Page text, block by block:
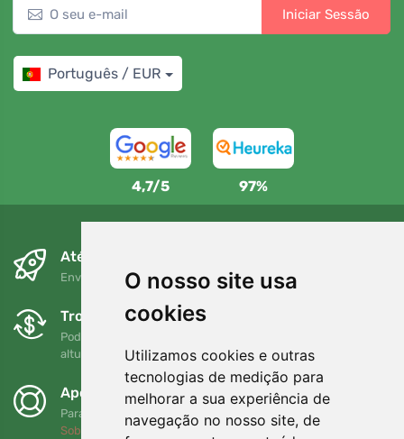
O nosso site usa
cookies
Utilizamos cookies e outras
tecnologias de medição para
melhorar a sua experiência de
navegação no nosso site, de
Iniciar Sessão
Português / EUR
4,7/5 97%
Até ao dia seguinte e sem custos
Envio gratuito para encomendas superiores a 80 EUR
Trocas e devoluções gratuitas
Pode devolver ou trocar a sua encomenda em qualquer
altura no prazo de 90 dias
Apoiamos a Trees.org
Para cada encomenda plantamos uma árvore! Leia mais
Sobre nós